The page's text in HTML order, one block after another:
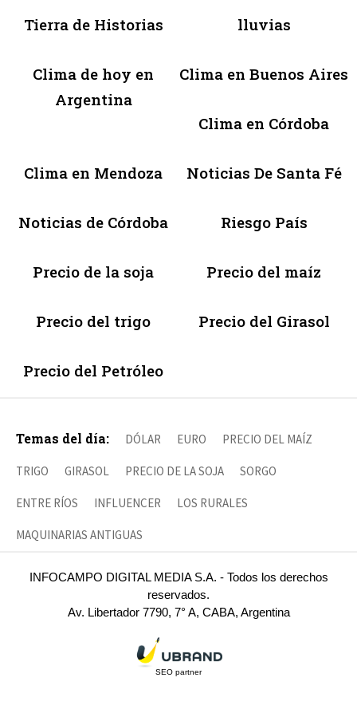
Tierra de Historias lluvias
Clima de hoy en
Argentina
Clima en Buenos Aires
Clima en Córdoba
Clima en Mendoza Noticias De Santa Fé
Noticias de Córdoba Riesgo País
Precio de la soja Precio del maíz
Precio del trigo Precio del Girasol
Precio del Petróleo
Temas del día: DÓLAR EURO PRECIO DEL MAÍZ
TRIGO GIRASOL PRECIO DE LA SOJA SORGO
ENTRE RÍOS INFLUENCER LOS RURALES
MAQUINARIAS ANTIGUAS
INFOCAMPO DIGITAL MEDIA S.A. - Todos los derechos
reservados.
Av. Libertador 7790, 7° A, CABA, Argentina
SEO partner